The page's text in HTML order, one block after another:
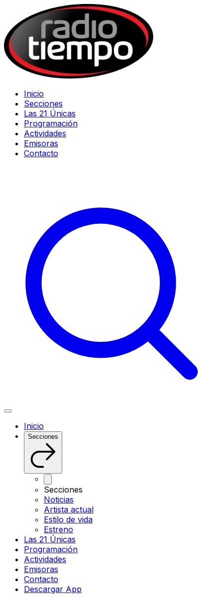
Inicio
Secciones
Las 21 Únicas
Programación
Actividades
Emisoras
Contacto
Inicio
Secciones
Secciones
Noticias
Artista actual
Estilo de vida
Estreno
Las 21 Únicas
Programación
Actividades
Emisoras
Contacto
Descargar App